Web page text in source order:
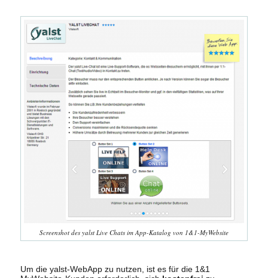
Screenshot des yalst Live Chats im App-Katalog von 1&1-MyWebsite
Um die yalst-WebApp zu nutzen, ist es für die 1&1